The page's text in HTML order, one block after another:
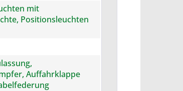
mit
Positionsleuchten
Auffahrklappe